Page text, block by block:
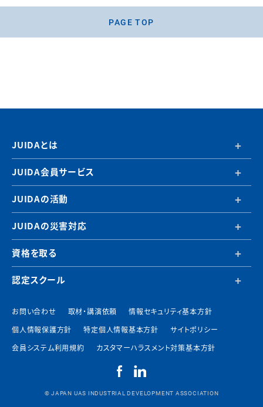
PAGE TOP
JUIDAとは
JUIDA会員サービス
JUIDAの活動
JUIDAの災害対応
資格を取る
認定スクール
お問い合わせ 取材・講演依頼
情報セキュリティ基本方針
個人情報保護方針
特定個人情報基本方針
サイトポリシー
会員システム利用規約
カスタマーハラスメント対策基本方針
© JAPAN UAS INDUSTRIAL DEVELOPMENT ASSOCIATION